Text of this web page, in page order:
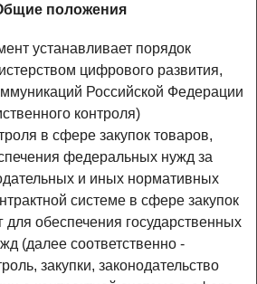
положения
устанавливает порядок
цифрового развития,
Российской Федерации
контроля)
в сфере закупок товаров,
федеральных нужд за
и иных нормативных
системе в сфере закупок
для обеспечения государственных
(далее соответственно -
закупки, законодательство